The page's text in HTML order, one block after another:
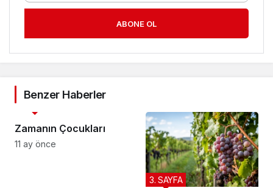
ABONE OL
Benzer Haberler
Zamanın Çocukları
11 ay önce
3. SAYFA